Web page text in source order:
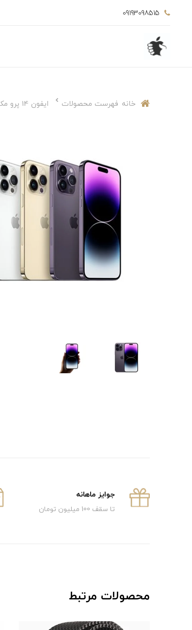
09193098515
خانه فهرست محصولات ایفون 14 پرو مکس 128 گیگابایت نات اکتیو دوسیمکارت
جوایز ماهانه
تا سقف 100 میلیون تومان
محصولات مرتبط